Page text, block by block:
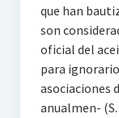
que han
son
oficial del
para
asociaciones
anualmen-